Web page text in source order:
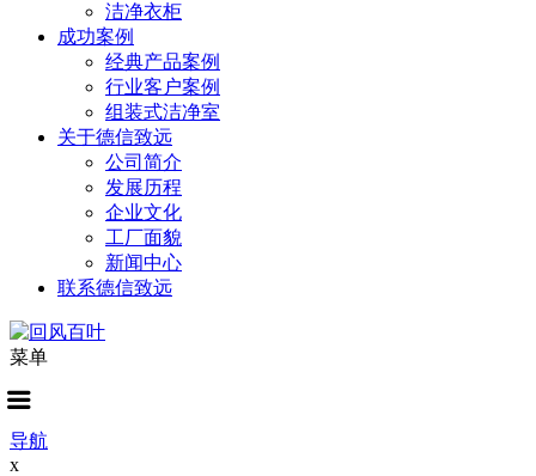
洁净衣柜
成功案例
经典产品案例
行业客户案例
组装式洁净室
关于德信致远
公司简介
发展历程
企业文化
工厂面貌
新闻中心
联系德信致远
菜单
导航
x